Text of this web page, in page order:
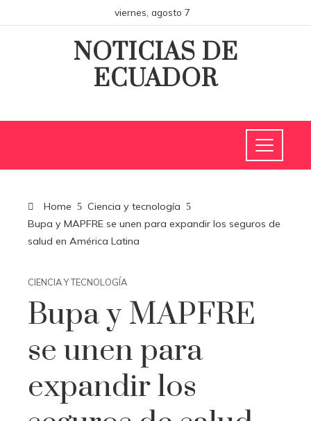
viernes, agosto 7
NOTICIAS DE
ECUADOR
Home
Ciencia y tecnología
Bupa y MAPFRE se unen para expandir los seguros de
salud en América Latina
CIENCIA Y TECNOLOGÍA
Bupa y MAPFRE
se unen para
expandir los